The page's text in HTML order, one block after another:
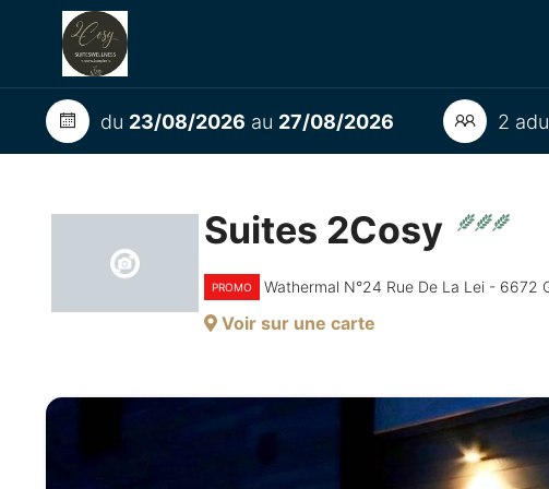
du 23/08/2026 au 27/08/2026 2
Suites 2Cosy
PROMO Wathermal N°24 Rue De La Lei - 6672
Voir sur une carte